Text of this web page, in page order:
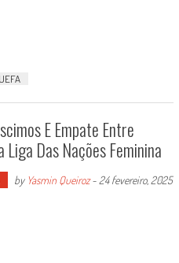
UEFA
E Empate Entre
Das Nações Feminina
by Yasmin Queiroz- 24 fevereiro, 2025